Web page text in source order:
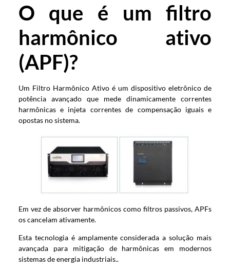
O que é um filtro
harmônico ativo
(APF)?
Um Filtro Harmônico Ativo é um dispositivo eletrônico de
potência avançado que mede dinamicamente correntes
harmônicas e injeta correntes de compensação iguais e
opostas no sistema.
Em vez de absorver harmônicos como filtros passivos, APFs
os cancelam ativamente.
Esta tecnologia é amplamente considerada a solução mais
avançada para mitigação de harmônicas em modernos
sistemas de energia industriais..